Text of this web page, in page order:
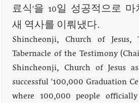
료식’을 10일 성공적으로
새 역사를 이뤄냈다.
Shincheonji, Church of
Tabernacle of the Testimony
Shincheonji, Church of Jesus
successful ‘100,000 Graduation
where 100,000 people